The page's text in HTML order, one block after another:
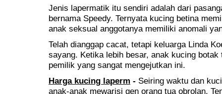
Jenis lapermatik itu sendiri adalah dari
bernama Speedy. Ternyata kucing betina
anak seksual anggotanya memiliki anomali
Telah dianggap cacat, tetapi keluarga Linda
sayang. Ketika lebih besar, anak kucing
pemilik yang sangat mengejutkan ini.
Harga kucing laperm - Seiring waktu dan
anak-anak mewarisi gen orang tua obrolan.